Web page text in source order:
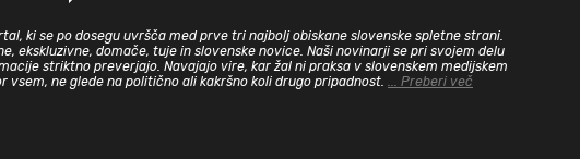
ki se po dosegu uvršča med prve tri najbolj obiskane slovenske spletne strani.
ekskluzivne, domače, tuje in slovenske novice. Naši novinarji se pri svojem delu
striktno preverjajo. Navajajo vire, kar žal ni praksa v slovenskem medijskem
ne glede na politično ali kakršno koli drugo pripadnost. ... Preberi več